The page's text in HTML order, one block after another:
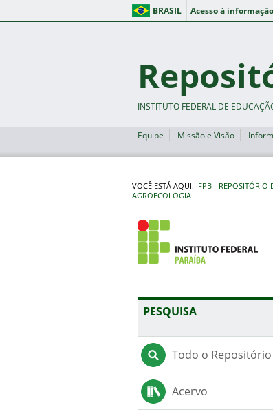
BRASIL Acesso à informação
INSTITUTO FEDERAL DE
Equipe Missão e Visão
VOCÊ ESTÁ AQUI: IFPB - REPOSITÓRIO
AGROECOLOGIA
PESQUISA
Todo o Repositório
Acervo